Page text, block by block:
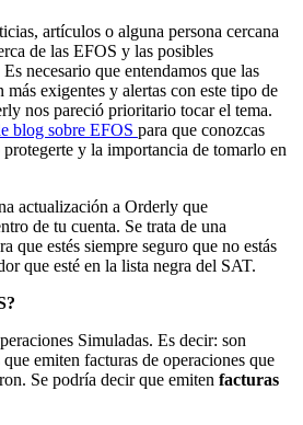
artículos o alguna persona cercana
de las EFOS y las posibles
necesario que entendamos que las
más exigentes y alertas con este tipo de
nos pareció prioritario tocar el tema.
blog sobre EFOS para que conozcas
protegerte y la importancia de tomarlo en
actualización a Orderly que
de tu cuenta. Se trata de una
que estés siempre seguro que no estás
que esté en la lista negra del SAT.
Simuladas. Es decir: son
emiten facturas de operaciones que
Se podría decir que emiten facturas